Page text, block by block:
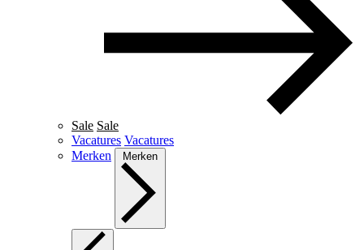
Sale Sale
Vacatures Vacatures
Merken
Merken